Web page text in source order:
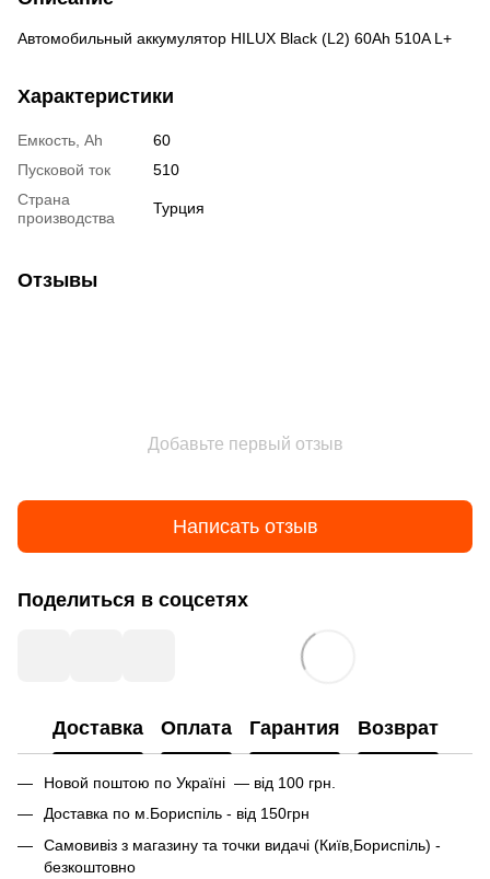
Автомобильный аккумулятор HILUX Black (L2) 60Ah 510A L+
Характеристики
Емкость, Ah
60
Пусковой ток
510
Страна
производства
Турция
Отзывы
Добавьте первый отзыв
Написать отзыв
Поделиться в соцсетях
Доставка Оплата Гарантия Возврат
Новой поштою по Україні — від 100 грн.
Доставка по м.Бориспіль - від 150грн
Самовивіз з магазину та точки видачі (Київ,Бориспіль) -
безкоштовно